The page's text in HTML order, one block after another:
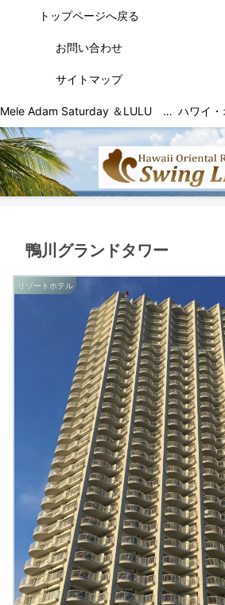
トップページへ戻る
お問い合わせ
サイトマップ
Mele Adam Saturday ＆LULU デザイン一覧
鴨川グランドタワー
リゾートホテル